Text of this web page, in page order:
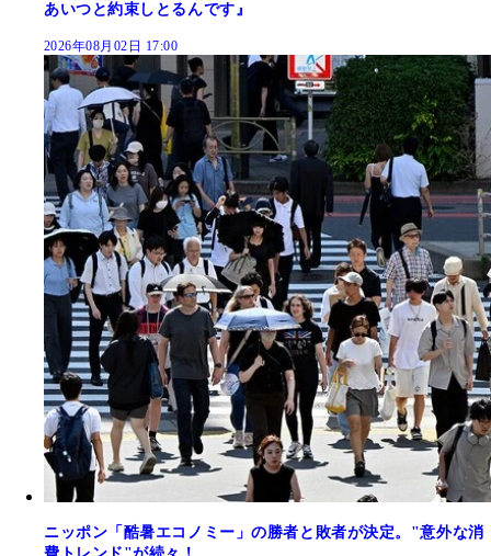
あいつと約束しとるんです』
2026年08月02日 17:00
ニッポン「酷暑エコノミー」の勝者と敗者が決定。"意外な消